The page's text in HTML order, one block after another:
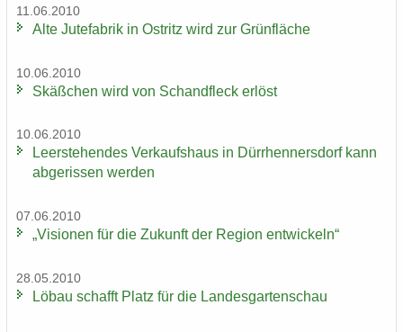
11.06.2010
Alte Ju­te­fa­brik in Ost­ritz wird zur Grün­flä­che
10.06.2010
Skäß­chen wird von Schand­fleck er­löst
10.06.2010
Leer­ste­hen­des Ver­kaufs­haus in Dürr­hen­ners­dorf kann
ab­ge­ris­sen wer­den
07.06.2010
„Vi­sio­nen für die Zu­kunft der Re­gi­on ent­wi­ckeln“
28.05.2010
Löbau schafft Platz für die Lan­des­gar­ten­schau